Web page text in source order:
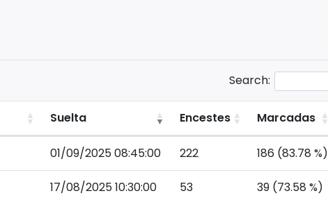
Search:
Suelta Encestes Marcadas
01/09/2025 08:45:00 222 186 (83.78 %)
17/08/2025 10:30:00 53 39 (73.58 %)